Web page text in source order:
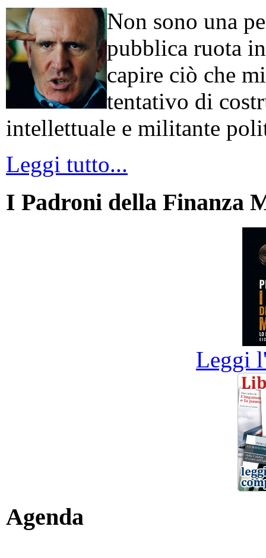
Non sono una
pubblica ruota
capire ciò che
tentativo di
intellettuale e militante
Leggi tutto...
I Padroni della Finanza
Leggi
Agenda